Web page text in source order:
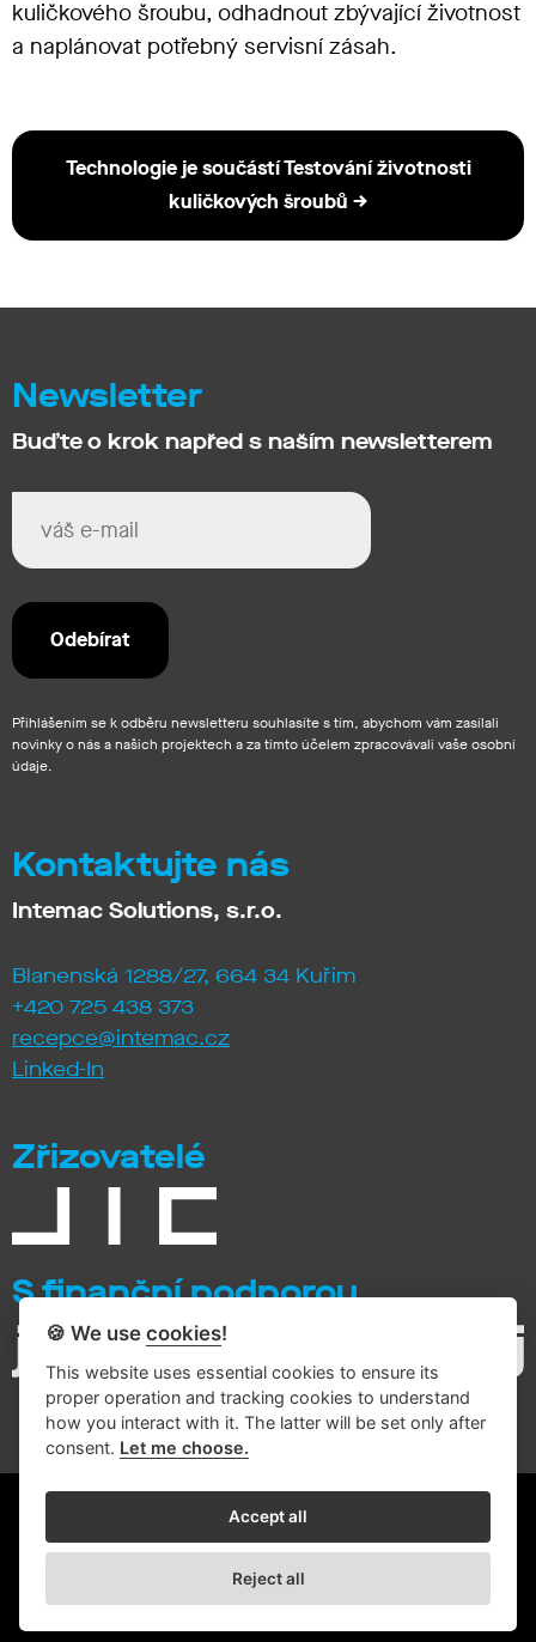
kuličkového šroubu, odhadnout zbývající životnost
a naplánovat potřebný servisní zásah.
Technologie je součástí Testování životnosti
kuličkových šroubů →
Newsletter
Buďte o krok napřed s naším newsletterem
Přihlášením se k odběru newsletteru souhlasíte s tím, abychom vám zasílali
novinky o nás a našich projektech a za tímto účelem zpracovávali vaše osobní
údaje.
Kontaktujte nás
Intemac Solutions, s.r.o.
Blanenská 1288/27, 664 34 Kuřim
+420 725 438 373
recepce@intemac.cz
Linked-In
Zřizovatelé
S finanční podporou
© 2026 Intemac Solutions
Zásady zpracování osobních údajů
🍪 We usecookies!
This website uses essential cookies to ensure its
proper operation and tracking cookies to understand
how you interact with it. The latter will be set only after
consent. Let me choose.
Accept all
Reject all